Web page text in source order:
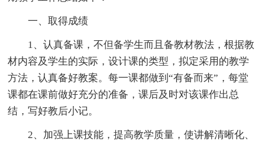
一、取得成绩
1、认真备课，不但备学生而且备教材教法，根据教
材内容及学生的实际，设计课的类型，拟定采用的教学
方法，认真备好教案。每一课都做到“有备而来”，每堂
课都在课前做好充分的准备，课后及时对该课作出总
结，写好教后小记。
2、加强上课技能，提高教学质量，使讲解清晰化、